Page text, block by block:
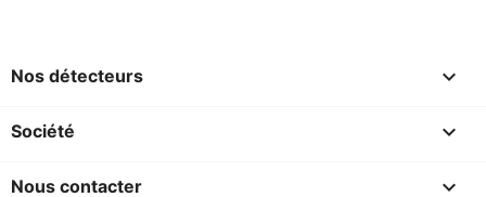
Nos détecteurs 
Société 
Nous contacter 